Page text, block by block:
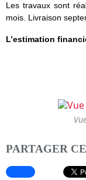
Les travaux sont
mois. Livraison
L’estimation
PARTAGER